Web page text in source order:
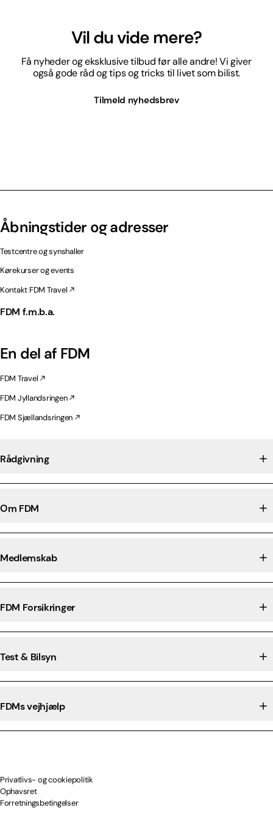
Vil du vide mere?
Få nyheder og eksklusive tilbud før alle andre! Vi giver
også gode råd og tips og tricks til livet som bilist.
Tilmeld nyhedsbrev
Åbningstider og adresser
Testcentre og synshaller
Kørekurser og events
Kontakt FDM Travel
FDM f.m.b.a.
En del af FDM
FDM Travel
FDM Jyllandsringen
FDM Sjællandsringen
Rådgivning
Om FDM
Medlemskab
FDM Forsikringer
Test & Bilsyn
FDMs vejhjælp
Privatlivs- og cookiepolitik
Ophavsret
Forretningsbetingelser